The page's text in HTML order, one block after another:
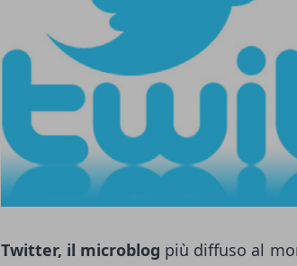
Twitter, il microblog più diffuso al